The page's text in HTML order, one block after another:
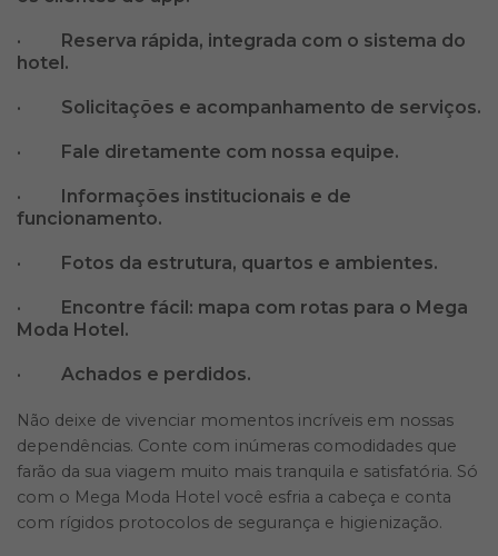
· Reserva rápida, integrada com o sistema do
hotel.
· Solicitações e acompanhamento de serviços.
· Fale diretamente com nossa equipe.
· Informações institucionais e de
funcionamento.
· Fotos da estrutura, quartos e ambientes.
· Encontre fácil: mapa com rotas para o Mega
Moda Hotel.
· Achados e perdidos.
Não deixe de vivenciar momentos incríveis em nossas
dependências. Conte com inúmeras comodidades que
farão da sua viagem muito mais tranquila e satisfatória. Só
com o Mega Moda Hotel você esfria a cabeça e conta
com rígidos protocolos de segurança e higienização.